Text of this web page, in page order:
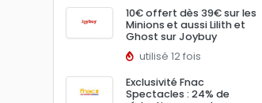
10€ offert dès 39€ sur les
Minions et aussi Lilith et
Ghost sur Joybuy
utilisé 12 fois
Exclusivité Fnac
Spectacles : 24% de